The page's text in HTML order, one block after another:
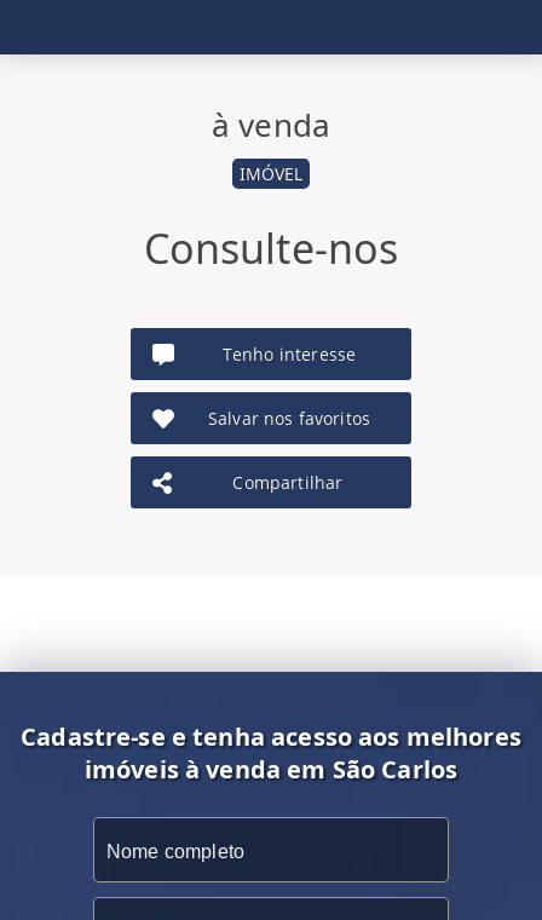
à venda
IMÓVEL
Consulte-nos
Tenho interesse
Salvar nos favoritos
Compartilhar
Cadastre-se e tenha acesso aos melhores
imóveis à venda em São Carlos